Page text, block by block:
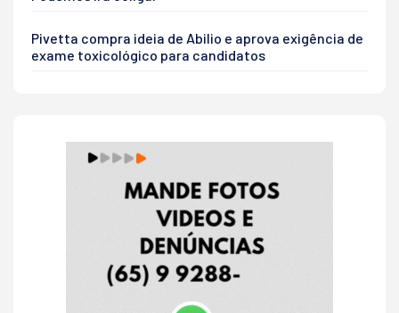
Pivetta compra ideia de Abilio e aprova exigência de
exame toxicológico para candidatos